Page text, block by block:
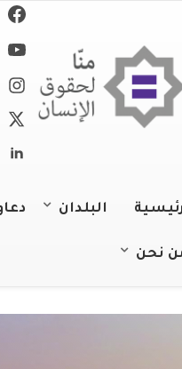
البلدان
نحن